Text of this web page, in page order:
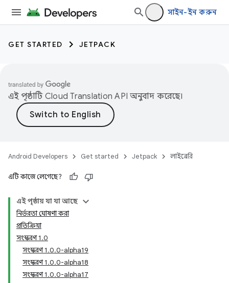
সাইন-ইন করুন
GET STARTED JETPACK
এই পৃষ্ঠাটি Cloud Translation API অনুবাদ করেছে।
Android Developers Get started Jetpack লাইব্রেরি
এটি কাজে লেগেছে?
এই পৃষ্ঠায় যা যা আছে
নির্ভরতা ঘোষণা করা
প্রতিক্রিয়া
সংস্করণ 1.0
সংস্করণ 1.0.0-alpha19
সংস্করণ 1.0.0-alpha18
সংস্করণ 1.0.0-alpha17